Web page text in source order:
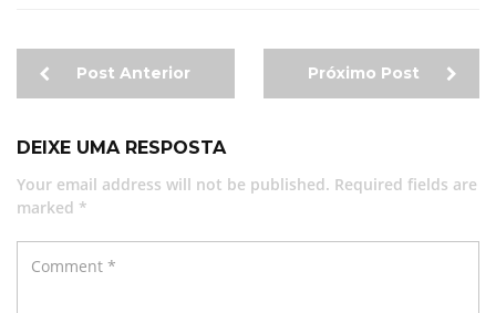
Post Anterior Próximo Post
DEIXE UMA RESPOSTA
Your email address will not be published. Required fields are
marked *